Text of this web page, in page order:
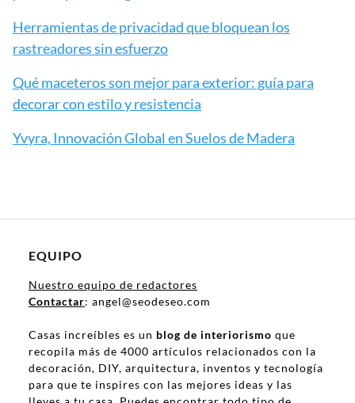
Herramientas de privacidad que bloquean los
rastreadores sin esfuerzo
Qué maceteros son mejor para exterior: guía para
decorar con estilo y resistencia
Yvyra, Innovación Global en Suelos de Madera
EQUIPO
Nuestro equipo de redactores
Contactar: angel@seodeseo.com
Casas increíbles es un blog de interiorismo que
recopila más de 4000 artículos relacionados con la
decoración, DIY, arquitectura, inventos y tecnología
para que te inspires con las mejores ideas y las